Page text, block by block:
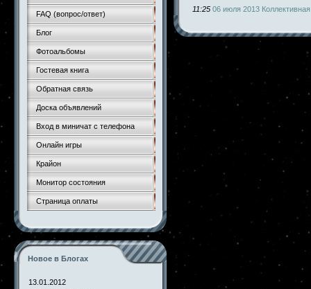
FAQ (вопрос/ответ)
Блог
Фотоальбомы
Гостевая книга
Обратная связь
Доска объявлений
Вход в миничат с телефона
Онлайн игры
Крайон
Монитор состояния
Страница оплаты
Новое в Блогах
13.01.2012
11:25 06 июля 2013